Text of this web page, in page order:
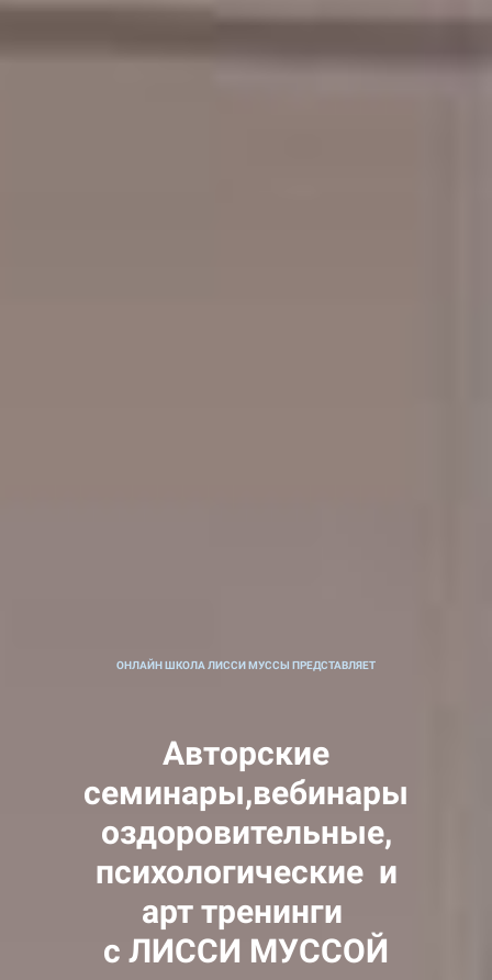
ОНЛАЙН ШКОЛА ЛИССИ МУССЫ ПРЕДСТАВЛЯЕТ
Авторские
семинары,вебинары
оздоровительные,
психологические и
арт тренинги
с ЛИССИ МУССОЙ